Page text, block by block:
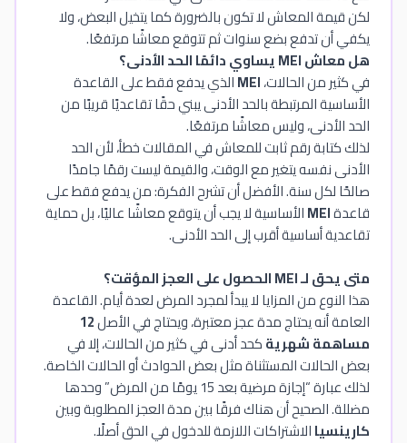
لكن قيمة المعاش لا تكون بالضرورة كما يتخيل البعض، ولا
يكفي أن تدفع بضع سنوات ثم تتوقع معاشًا مرتفعًا.
هل معاش MEI يساوي دائمًا الحد الأدنى؟
في كثير من الحالات،MEIالذي يدفع فقط على القاعدة
الأساسية المرتبطة بالحد الأدنى يبني حقًا تقاعديًا قريبًا من
الحد الأدنى، وليس معاشًا مرتفعًا.
لذلك كتابة رقم ثابت للمعاش في المقالات خطأ، لأن الحد
الأدنى نفسه يتغير مع الوقت، والقيمة ليست رقمًا جامدًا
صالحًا لكل سنة. الأفضل أن تشرح الفكرة: من يدفع فقط على
قاعدةMEIالأساسية لا يجب أن يتوقع معاشًا عاليًا، بل حماية
تقاعدية أساسية أقرب إلى الحد الأدنى.
متى يحق لـ MEI الحصول على العجز المؤقت؟
هذا النوع من المزايا لا يبدأ لمجرد المرض لعدة أيام. القاعدة
العامة أنه يحتاج مدة عجز معتبرة، ويحتاج في الأصل12
مساهمة شهريةكحد أدنى في كثير من الحالات، إلا في
بعض الحالات المستثناة مثل بعض الحوادث أو الحالات الخاصة.
لذلك عبارة “إجازة مرضية بعد 15 يومًا من المرض” وحدها
مضللة. الصحيح أن هناك فرقًا بين مدة العجز المطلوبة وبين
كارينسياالاشتراكات اللازمة للدخول في الحق أصلًا.